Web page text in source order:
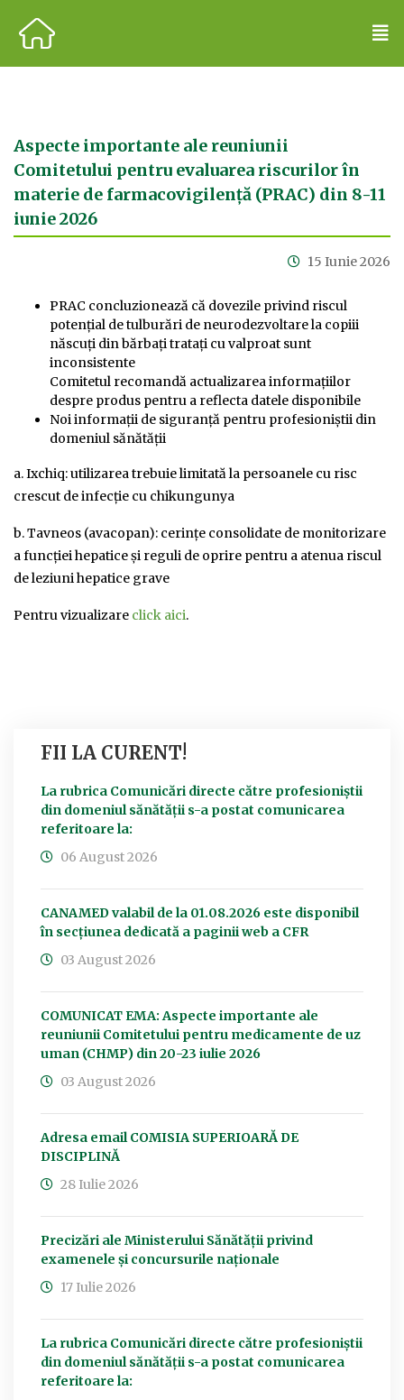
Aspecte importante ale reuniunii
Comitetului pentru evaluarea riscurilor în
materie de farmacovigilență (PRAC) din 8-11
iunie 2026
15 Iunie 2026
PRAC concluzionează că dovezile privind riscul
potențial de tulburări de neurodezvoltare la copiii
născuți din bărbați tratați cu valproat sunt
inconsistente
Comitetul recomandă actualizarea informațiilor
despre produs pentru a reflecta datele disponibile
Noi informații de siguranță pentru profesioniștii din
domeniul sănătății
a. Ixchiq: utilizarea trebuie limitată la persoanele cu risc
crescut de infecție cu chikungunya
b. Tavneos (avacopan): cerințe consolidate de monitorizare
a funcției hepatice și reguli de oprire pentru a atenua riscul
de leziuni hepatice grave
Pentru vizualizare click aici.
FII LA CURENT!
La rubrica Comunicări directe către profesioniștii
din domeniul sănătății s-a postat comunicarea
referitoare la:
06 August 2026
CANAMED valabil de la 01.08.2026 este disponibil
în secțiunea dedicată a paginii web a CFR
03 August 2026
COMUNICAT EMA: Aspecte importante ale
reuniunii Comitetului pentru medicamente de uz
uman (CHMP) din 20-23 iulie 2026
03 August 2026
Adresa email COMISIA SUPERIOARĂ DE
DISCIPLINĂ
28 Iulie 2026
Precizări ale Ministerului Sănătății privind
examenele și concursurile naționale
17 Iulie 2026
La rubrica Comunicări directe către profesioniștii
din domeniul sănătății s-a postat comunicarea
referitoare la: